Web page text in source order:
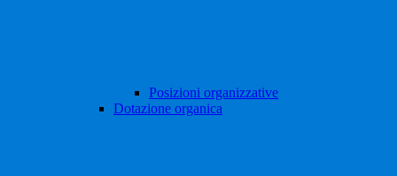
Posizioni organizzative
Dotazione organica